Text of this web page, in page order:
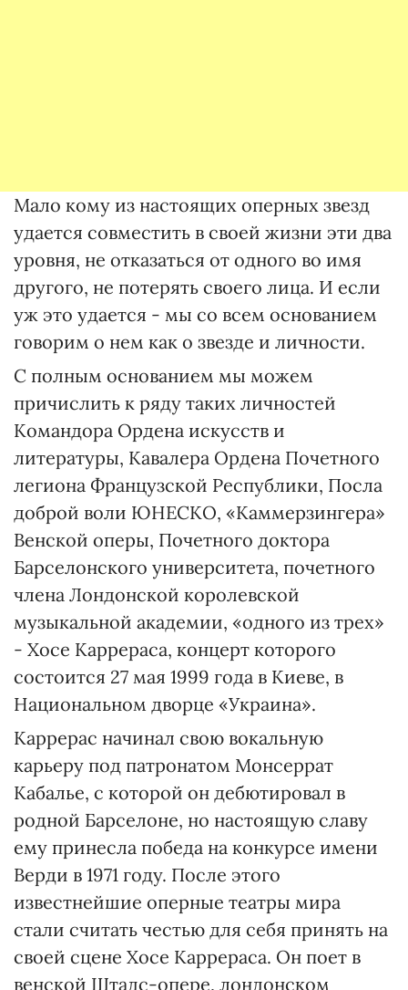
Мало кому из настоящих оперных звезд
удается совместить в своей жизни эти два
уровня, не отказаться от одного во имя
другого, не потерять своего лица. И если
уж это удается - мы со всем основанием
говорим о нем как о звезде и личности.
С полным основанием мы можем
причислить к ряду таких личностей
Командора Ордена искусств и
литературы, Кавалера Ордена Почетного
легиона Французской Республики, Посла
доброй воли ЮНЕСКО, «Каммерзингера»
Венской оперы, Почетного доктора
Барселонского университета, почетного
члена Лондонской королевской
музыкальной академии, «одного из трех»
- Хосе Каррераса, концерт которого
состоится 27 мая 1999 года в Киеве, в
Национальном дворце «Украина».
Каррерас начинал свою вокальную
карьеру под патронатом Монсеррат
Кабалье, с которой он дебютировал в
родной Барселоне, но настоящую славу
ему принесла победа на конкурсе имени
Верди в 1971 году. После этого
известнейшие оперные театры мира
стали считать честью для себя принять на
своей сцене Хосе Каррераса. Он поет в
венской Штадс-опере, лондонском